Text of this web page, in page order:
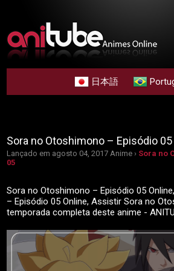
日本語
Sora no Otoshimono – Episódio 05
Lançado em agosto 04, 2017 Anime › Sora no
05
Sora no Otoshimono – Episódio 05
– Episódio 05 Online, Assistir Sora no
temporada completa deste anime -